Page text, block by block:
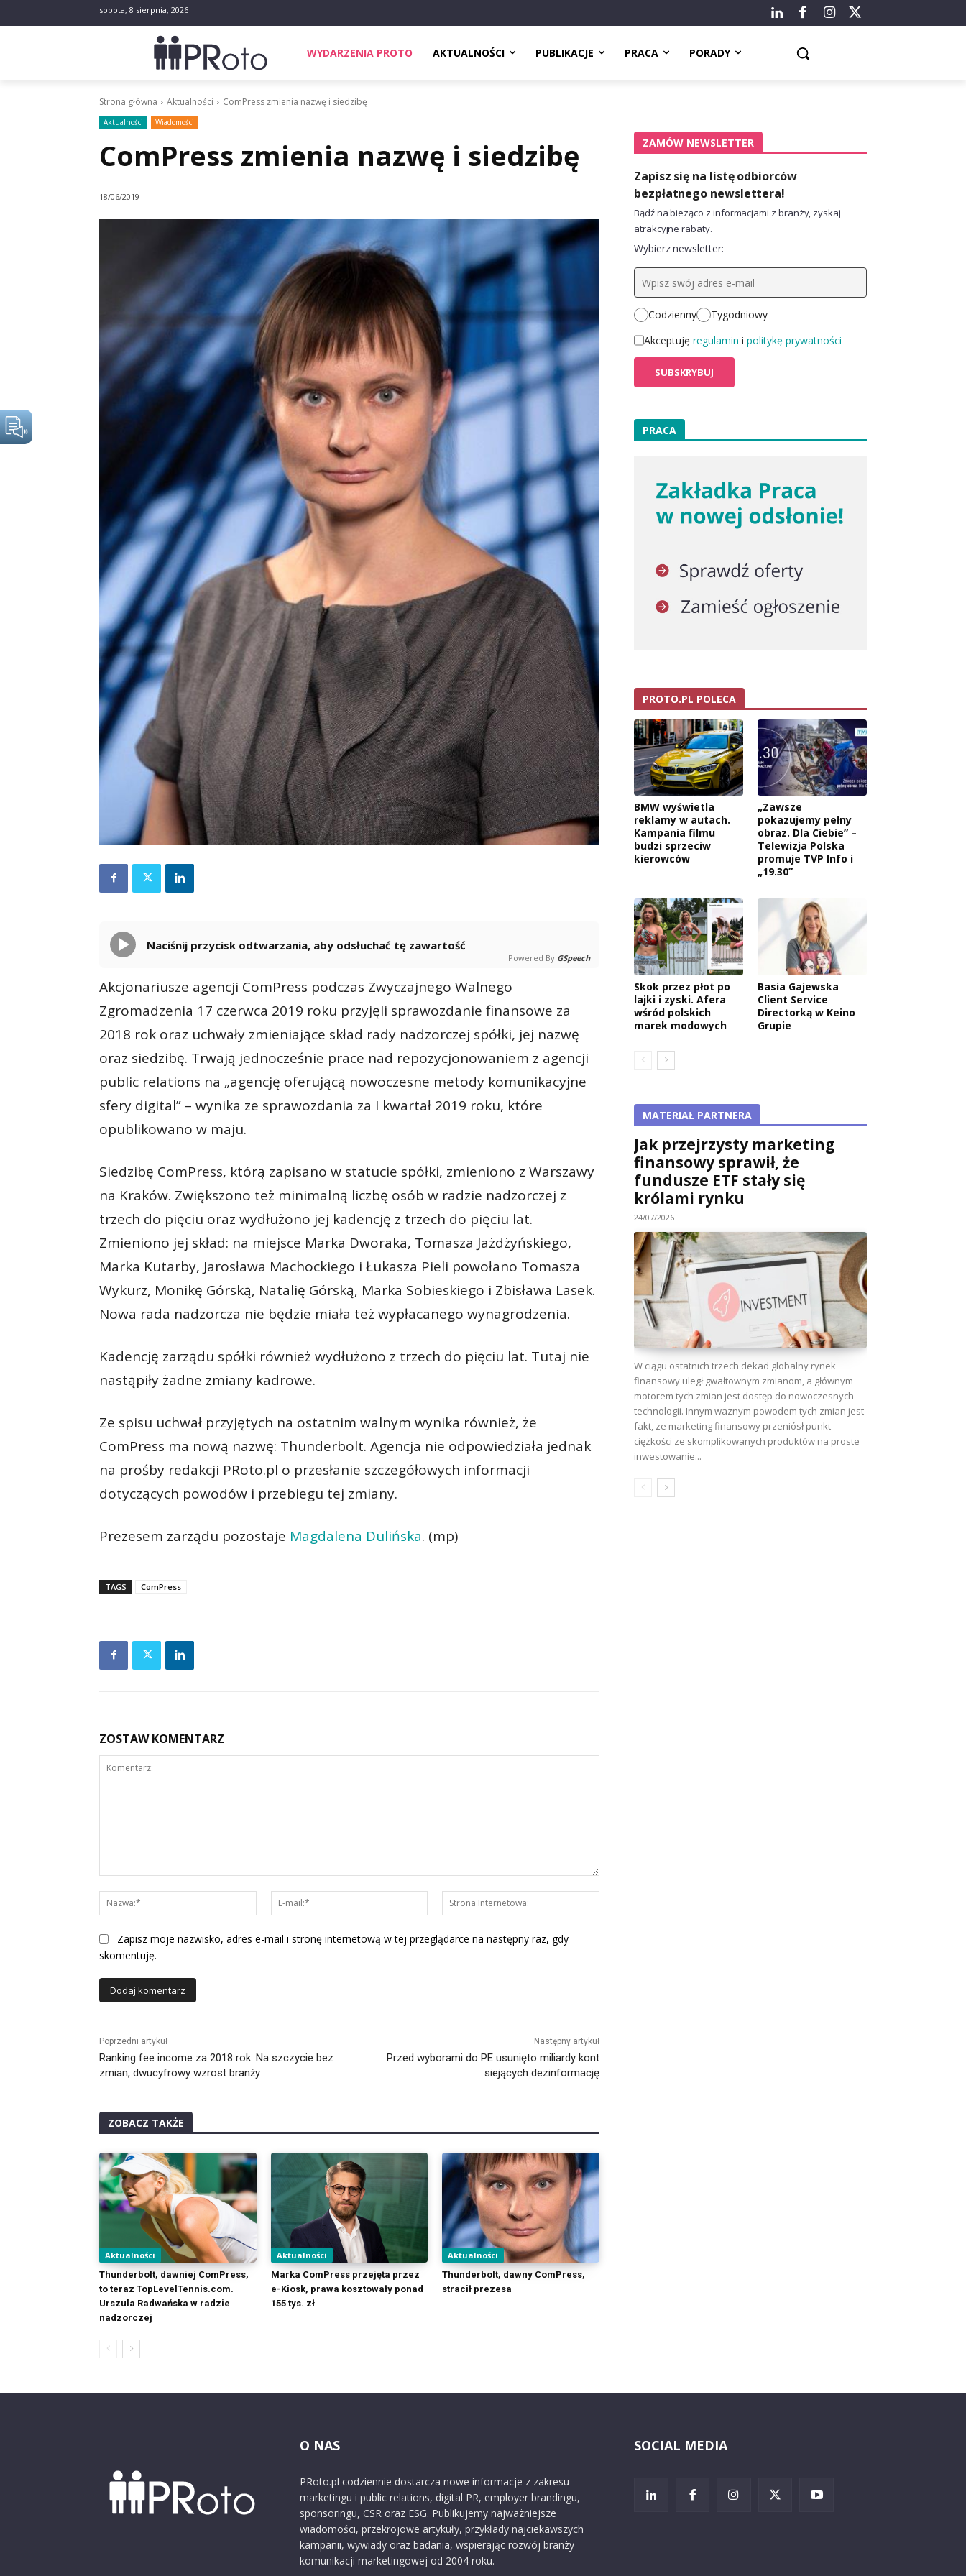
sobota, 8 sierpnia, 2026
WYDARZENIA PROTO AKTUALNOŚCI PUBLIKACJE PRACA PORADY
Strona główna Aktualności ComPress zmienia nazwę i siedzibę
Aktualności Wiadomości
ComPress zmienia nazwę i siedzibę
18/06/2019
Naciśnij przycisk odtwarzania, aby odsłuchać tę zawartość
Powered By GSpeech
Akcjonariusze agencji ComPress podczas Zwyczajnego Walnego
Zgromadzenia 17 czerwca 2019 roku przyjęli sprawozdanie finansowe za
2018 rok oraz uchwały zmieniające skład rady nadzorczej spółki, jej nazwę
oraz siedzibę. Trwają jednocześnie prace nad repozycjonowaniem z agencji
public relations na „agencję oferującą nowoczesne metody komunikacyjne
sfery digital” – wynika ze sprawozdania za I kwartał 2019 roku, które
opublikowano w maju.
Siedzibę ComPress, którą zapisano w statucie spółki, zmieniono z Warszawy
na Kraków. Zwiększono też minimalną liczbę osób w radzie nadzorczej z
trzech do pięciu oraz wydłużono jej kadencję z trzech do pięciu lat.
Zmieniono jej skład: na miejsce Marka Dworaka, Tomasza Jażdżyńskiego,
Marka Kutarby, Jarosława Machockiego i Łukasza Pieli powołano Tomasza
Wykurz, Monikę Górską, Natalię Górską, Marka Sobieskiego i Zbisława Lasek.
Nowa rada nadzorcza nie będzie miała też wypłacanego wynagrodzenia.
Kadencję zarządu spółki również wydłużono z trzech do pięciu lat. Tutaj nie
nastąpiły żadne zmiany kadrowe.
Ze spisu uchwał przyjętych na ostatnim walnym wynika również, że
ComPress ma nową nazwę: Thunderbolt. Agencja nie odpowiedziała jednak
na prośby redakcji PRoto.pl o przesłanie szczegółowych informacji
dotyczących powodów i przebiegu tej zmiany.
Prezesem zarządu pozostaje Magdalena Dulińska. (mp)
TAGS ComPress
ZOSTAW KOMENTARZ
Nazwa:*
mail:*
Internetowa:
Zapisz moje nazwisko, adres e-mail i stronę internetową w tej przeglądarce na następny raz, gdy
skomentuję.
Poprzedni artykuł
Ranking fee income za 2018 rok. Na szczycie bez
zmian, dwucyfrowy wzrost branży
Następny artykuł
Przed wyborami do PE usunięto miliardy kont
siejących dezinformację
ZOBACZ TAKŻE
Aktualności
Thunderbolt, dawniej ComPress,
to teraz TopLevelTennis.com.
Urszula Radwańska w radzie
nadzorczej
Aktualności
Marka ComPress przejęta przez
e-Kiosk, prawa kosztowały ponad
155 tys. zł
Aktualności
Thunderbolt, dawny ComPress,
stracił prezesa
ZAMÓW NEWSLETTER
Zapisz się na listę odbiorców
bezpłatnego newslettera!
Bądź na bieżąco z informacjami z branży, zyskaj
atrakcyjne rabaty.
Wybierz newsletter:
Codzienny
Tygodniowy
Akceptuję regulamin i politykę prywatności
PRACA
PROTO.PL POLECA
BMW wyświetla
reklamy w autach.
Kampania filmu
budzi sprzeciw
kierowców
„Zawsze
pokazujemy pełny
obraz. Dla Ciebie” –
Telewizja Polska
promuje TVP Info i
„19.30”
Skok przez płot po
lajki i zyski. Afera
wśród polskich
marek modowych
Basia Gajewska
Client Service
Directorką w Keino
Grupie
MATERIAŁ PARTNERA
Jak przejrzysty marketing
finansowy sprawił, że
fundusze ETF stały się
królami rynku
24/07/2026
W ciągu ostatnich trzech dekad globalny rynek
finansowy uległ gwałtownym zmianom, a głównym
motorem tych zmian jest dostęp do nowoczesnych
technologii. Innym ważnym powodem tych zmian jest
fakt, że marketing finansowy przeniósł punkt
ciężkości ze skomplikowanych produktów na proste
inwestowanie...
O NAS
PRoto.pl codziennie dostarcza nowe informacje z zakresu
marketingu i public relations, digital PR, employer brandingu,
sponsoringu, CSR oraz ESG. Publikujemy najważniejsze
wiadomości, przekrojowe artykuły, przykłady najciekawszych
kampanii, wywiady oraz badania, wspierając rozwój branży
komunikacji marketingowej od 2004 roku.
SOCIAL MEDIA